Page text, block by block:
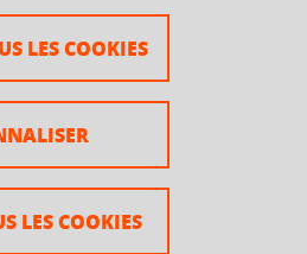
LES COOKIES
LES COOKIES
non conforme